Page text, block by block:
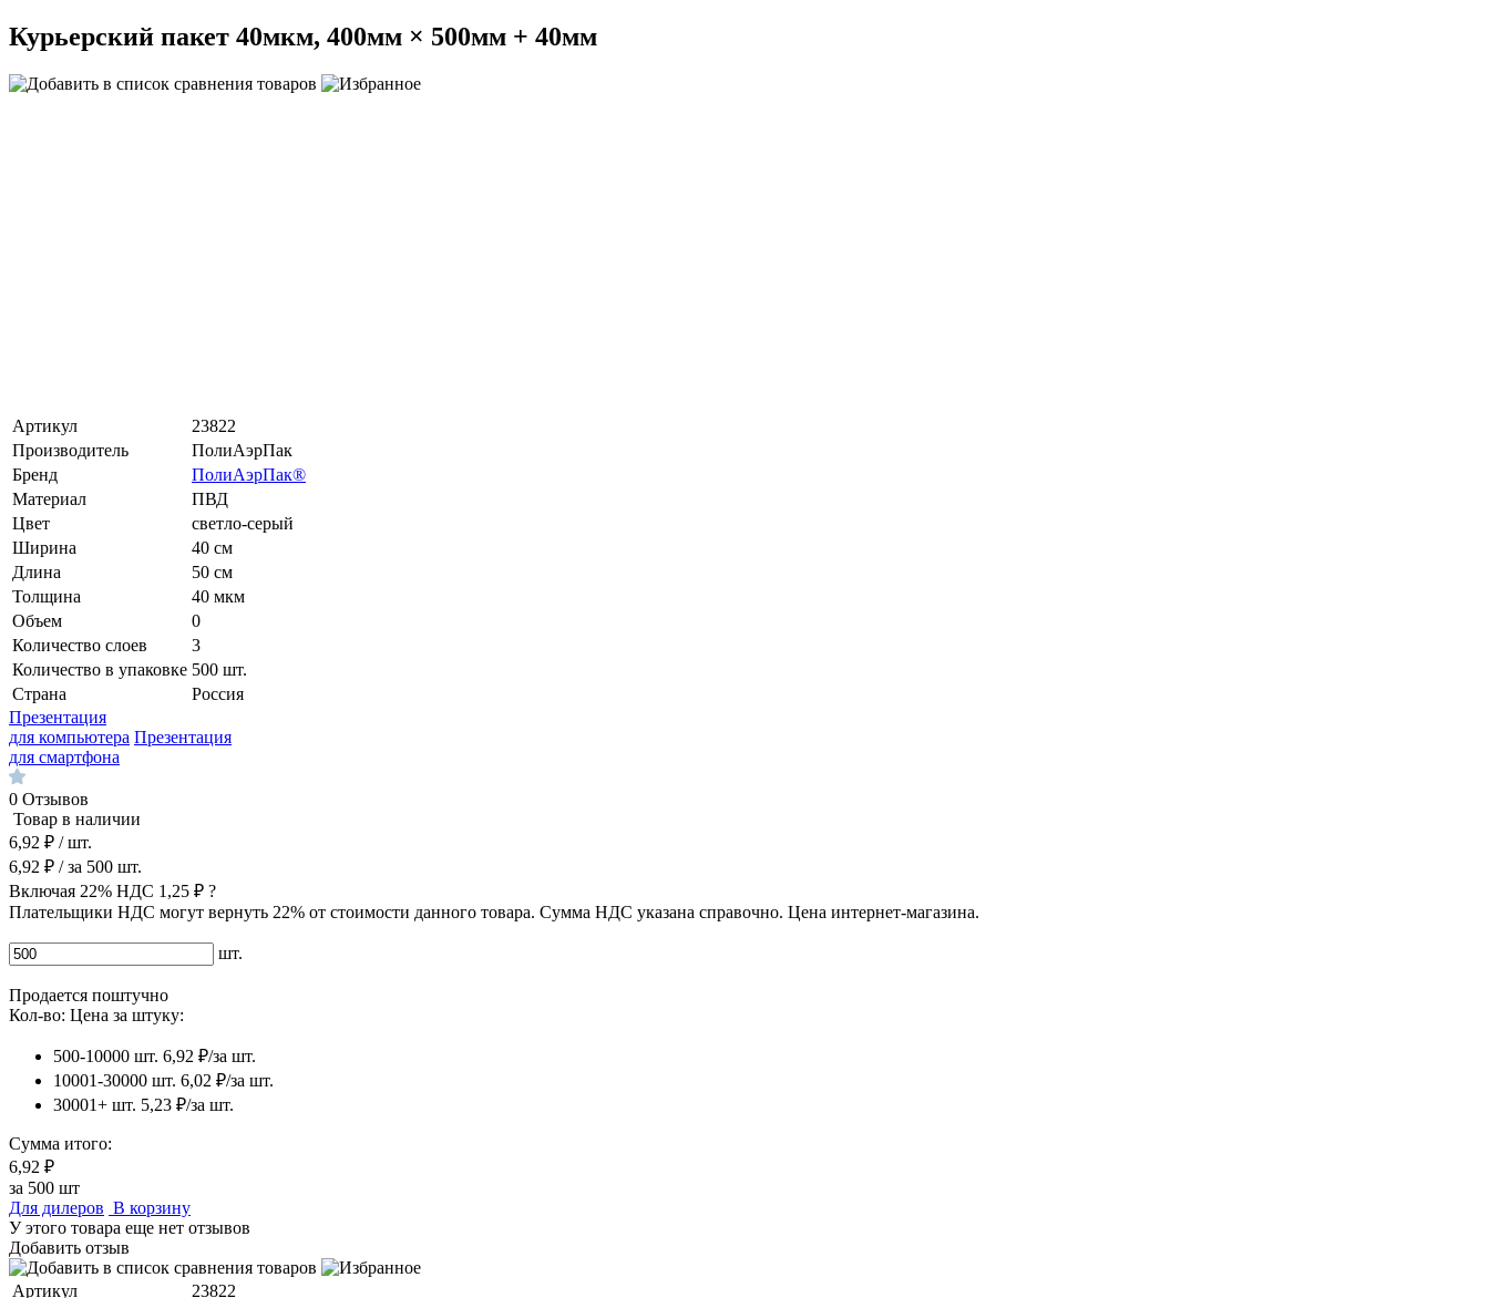
Курьерский пакет 40мкм, 400мм × 500мм + 40мм
Артикул
23822
Производитель
ПолиАэрПак
Бренд
ПолиАэрПак®
Материал
ПВД
Цвет
светло-серый
Ширина
40 см
Длина
50 см
Толщина
40 мкм
Объем
0
Количество слоев
3
Количество в упаковке 500 шт.
Страна
Россия
Презентация
для компьютера Презентация
для смартфона
0 Отзывов
Товар в наличии
6,92 ₽ / шт.
6,92 ₽ / за 500 шт.
Включая 22% НДС 1,25 ₽ ?
Плательщики НДС могут вернуть 22% от стоимости данного товара. Сумма НДС указана справочно. Цена интернет-магазина.
шт.
Продается поштучно
Кол-во: Цена за штуку:
500-10000 шт. 6,92 ₽/за шт.
10001-30000 шт. 6,02 ₽/за шт.
30001+ шт. 5,23 ₽/за шт.
Сумма итого:
6,92 ₽
за 500 шт
Для дилеров В корзину
У этого товара еще нет отзывов
Добавить отзыв
Артикул 23822